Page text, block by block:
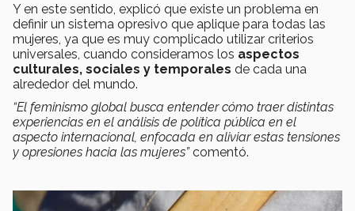
Y en este sentido, explicó que existe un problema en
definir un sistema opresivo que aplique para todas las
mujeres, ya que es muy complicado utilizar criterios
universales, cuando consideramos los aspectos
culturales, sociales y temporales de cada una
alrededor del mundo.
“El feminismo global busca entender cómo traer distintas
experiencias en el análisis de política pública en el
aspecto internacional, enfocada en aliviar estas tensiones
y opresiones hacia las mujeres”comentó.